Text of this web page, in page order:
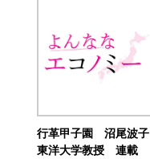
行革甲子園 沼尾波子
東洋大学教授 連載